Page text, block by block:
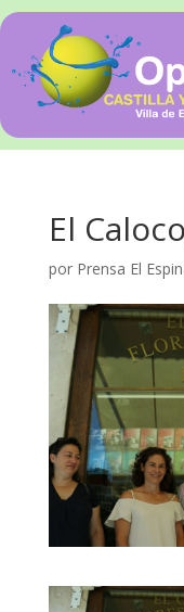
El
por Prensa El